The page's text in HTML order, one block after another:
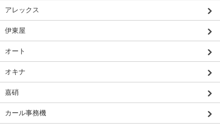
アレックス
伊東屋
オート
オキナ
嘉硝
カール事務機